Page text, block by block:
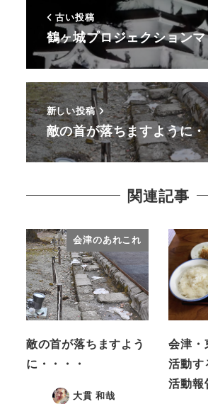
古い投稿
鶴ヶ城プロジェクション
新しい投稿
敵の首が落ちますように
関連記事
会津のあれこれ
敵の首が落ちますよう
に・・・・
大貫 和哉
会津・
活動す
活動報